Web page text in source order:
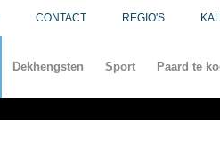
CONTACT REGIO'S
Dekhengsten Sport Paard te